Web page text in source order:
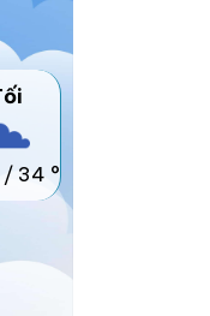
/ 34 °